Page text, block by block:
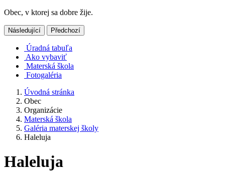
Obec, v ktorej sa dobre žije.
Následující Předchozí
Úradná tabuľa
Ako vybaviť
Materská škola
Fotogaléria
Úvodná stránka
Obec
Organizácie
Materská škola
Galéria materskej školy
Haleluja
Haleluja